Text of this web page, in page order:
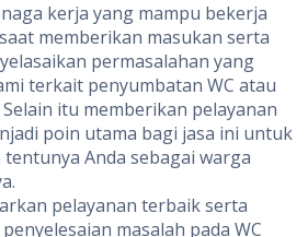
kerja yang mampu bekerja
memberikan masukan serta
permasalahan yang
terkait penyumbatan WC atau
itu memberikan pelayanan
poin utama bagi jasa ini untuk
Anda sebagai warga
pelayanan terbaik serta
masalah pada WC